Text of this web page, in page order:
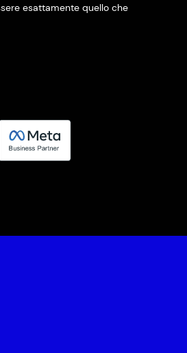
esattamente quello che